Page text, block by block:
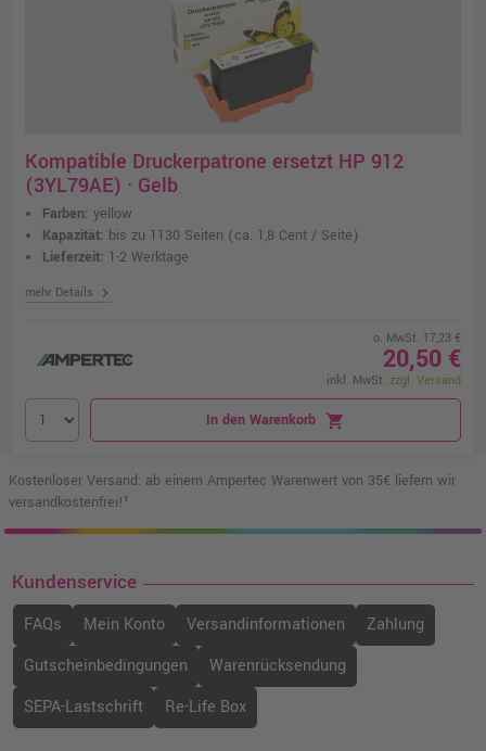
Kompatible Druckerpatrone ersetzt HP 912
(3YL79AE) · Gelb
Farben: yellow
Kapazität: bis zu 1130 Seiten (ca. 1,8 Cent / Seite)
Lieferzeit: 1-2 Werktage
mehr Details chevron_right
o. MwSt. 17,23 €
20,50 €
inkl. MwSt. zzgl. Versand
In den Warenkorb shopping_cart
Kostenloser Versand: ab einem Ampertec Warenwert von 35€ liefern wir
versandkostenfrei!¹
Kundenservice
FAQs Mein Konto Versandinformationen
Zahlung
Gutscheinbedingungen
Warenrücksendung
SEPA-Lastschrift
Re-Life Box